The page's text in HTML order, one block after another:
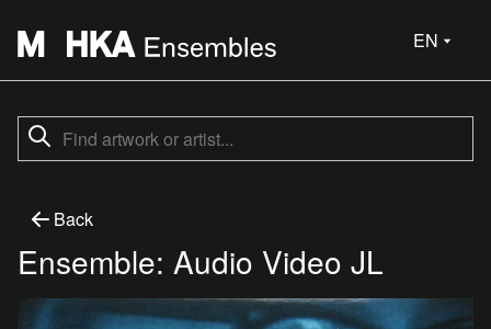
EN
Back
Ensemble: Audio Video JL